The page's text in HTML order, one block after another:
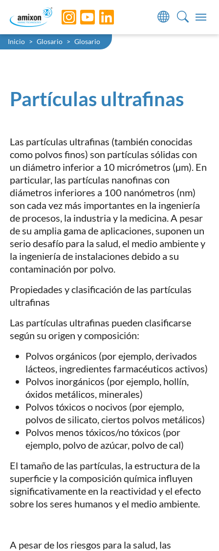
Skip to main navigation
Skip to main content
Skip to page footer
You are here:
Inicio Glosario Glosario
Partículas ultrafinas
Las partículas ultrafinas (también conocidas
como polvos finos) son partículas sólidas con
un diámetro inferior a 10 micrómetros (µm). En
particular, las partículas nanofinas con
diámetros inferiores a 100 nanómetros (nm)
son cada vez más importantes en la ingeniería
de procesos, la industria y la medicina. A pesar
de su amplia gama de aplicaciones, suponen un
serio desafío para la salud, el medio ambiente y
la ingeniería de instalaciones debido a su
contaminación por polvo.
Propiedades y clasificación de las partículas
ultrafinas
Las partículas ultrafinas pueden clasificarse
según su origen y composición:
Polvos orgánicos (por ejemplo, derivados
lácteos, ingredientes farmacéuticos activos)
Polvos inorgánicos (por ejemplo, hollín,
óxidos metálicos, minerales)
Polvos tóxicos o nocivos (por ejemplo,
polvos de silicato, ciertos polvos metálicos)
Polvos menos tóxicos/no tóxicos (por
ejemplo, polvo de azúcar, polvo de cal)
El tamaño de las partículas, la estructura de la
superficie y la composición química influyen
significativamente en la reactividad y el efecto
sobre los seres humanos y el medio ambiente.
A pesar de los riesgos para la salud, las